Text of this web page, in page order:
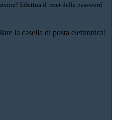
Effettua il reset della password
la casella di posta elettronica!